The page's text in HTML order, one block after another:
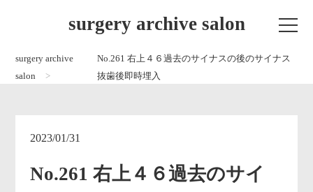
surgery archive salon
surgery archive
salon
No.261 右上４６過去のサイナスの後のサイナス
抜歯後即時埋入
2023/01/31
No.261 右上４６過去のサイ